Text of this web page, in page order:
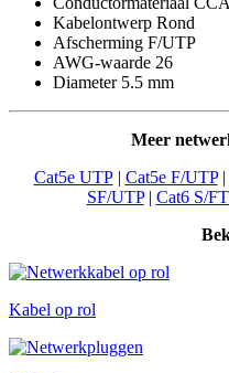
Kabelontwerp Rond
Afscherming F/UTP
AWG-waarde 26
Diameter 5.5 mm
Meer
Cat5e UTP| Cat5e F/UTP|
SF/UTP| Cat6 S/
Kabel op rol